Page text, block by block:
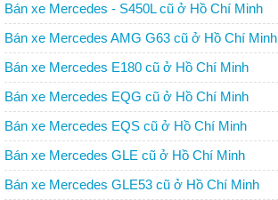
Bán xe Mercedes - S450L cũ ở Hồ Chí Minh
Bán xe Mercedes AMG G63 cũ ở Hồ Chí Minh
Bán xe Mercedes E180 cũ ở Hồ Chí Minh
Bán xe Mercedes EQG cũ ở Hồ Chí Minh
Bán xe Mercedes EQS cũ ở Hồ Chí Minh
Bán xe Mercedes GLE cũ ở Hồ Chí Minh
Bán xe Mercedes GLE53 cũ ở Hồ Chí Minh